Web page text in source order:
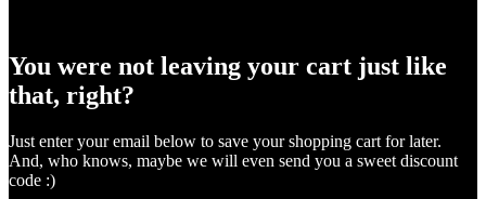
You were not leaving your cart just like
that, right?
Just enter your email below to save your shopping cart for later.
And, who knows, maybe we will even send you a sweet discount
code :)